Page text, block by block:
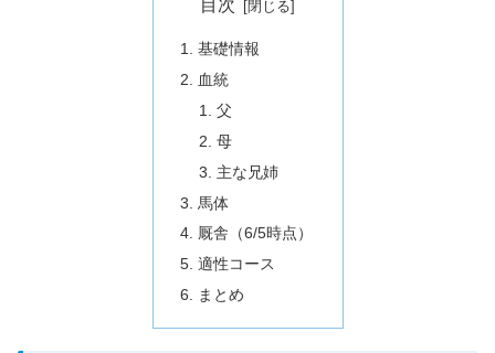
目次
基礎情報
血統
父
母
主な兄姉
馬体
厩舎（6/5時点）
適性コース
まとめ